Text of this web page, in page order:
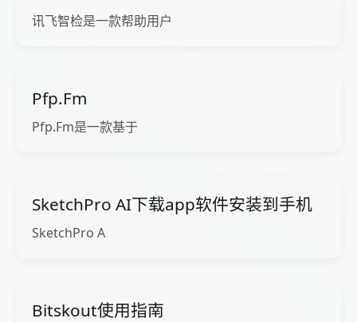
讯飞智检是一款帮助用户
Pfp.Fm
Pfp.Fm是一款基于
SketchPro AI下载app软件安装到手机
SketchPro A
Bitskout使用指南